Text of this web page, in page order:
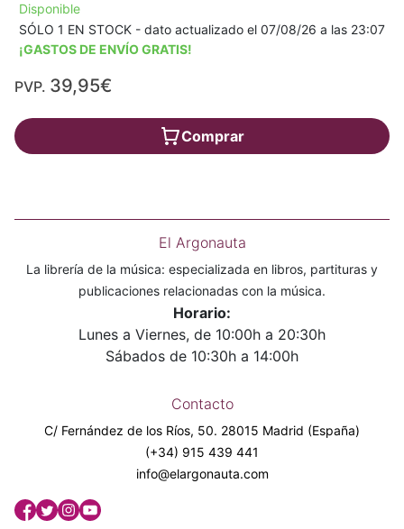
Disponible
SÓLO 1 EN STOCK - dato actualizado el 07/08/26 a las 23:07
¡GASTOS DE ENVÍO GRATIS!
PVP. 39,95€
Comprar
El Argonauta
La librería de la música: especializada en libros, partituras y
publicaciones relacionadas con la música.
Horario:
Lunes a Viernes, de 10:00h a 20:30h
Sábados de 10:30h a 14:00h
Contacto
C/ Fernández de los Ríos, 50. 28015 Madrid (España)
(+34) 915 439 441
info@elargonauta.com